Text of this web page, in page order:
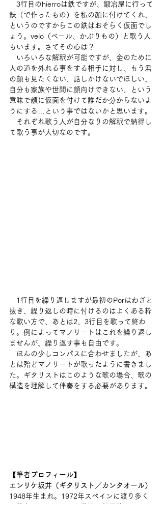
3行目のhierroは鉄ですが、鍛冶屋に行って
鉄（で作ったもの）を私の顔に付けてくれ、
というのですからこの鉄はおそらく仮面でし
ょう。velo（ベール、かぶりもの）と歌う人
もいます。さてその心は？
いろいろな解釈が可能ですが、金のために
人の道を外れる事をする相手に対し、もう君
の顔も見たくない、話しかけないでほしい、
自分も家族や世間に顔向けできない、という
意味で顔に仮面を付けて誰だか分からないよ
うにする…という事ではないかと思います。
それぞれ歌う人が自分なりの解釈で納得し
て歌う事が大切なのです。
1行目を繰り返しますが最初のPorはわざと
抜き、繰り返しの時に付けるのはよくある粋
な歌い方で、あとは2、3行目を歌って終わ
り。例によってマノリートはこれを繰り返し
ませんが、繰り返す事も自由です。
ほんの少しコンパスに合わせましたが、あ
とは殆どマノリートが歌ったように書きまし
た。ギタリストはこのような歌の場合、歌の
構造を理解して伴奏をする必要があります。
【筆者プロフィール】
エンリケ坂井（ギタリスト／カンタオール）
1948年生まれ。1972年スペインに渡り多く
の著名カンタオールと共演。帰国後カンテと